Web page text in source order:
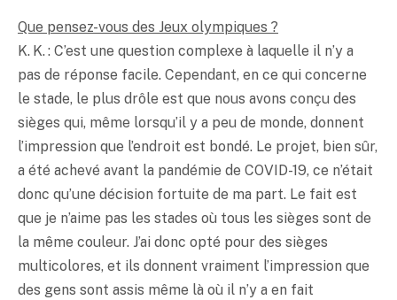
Que pensez-vous des Jeux olympiques ?
K. K. : C’est une question complexe à laquelle il n’y a
pas de réponse facile. Cependant, en ce qui concerne
le stade, le plus drôle est que nous avons conçu des
sièges qui, même lorsqu’il y a peu de monde, donnent
l’impression que l’endroit est bondé. Le projet, bien sûr,
a été achevé avant la pandémie de COVID-19, ce n’était
donc qu’une décision fortuite de ma part. Le fait est
que je n’aime pas les stades où tous les sièges sont de
la même couleur. J’ai donc opté pour des sièges
multicolores, et ils donnent vraiment l’impression que
des gens sont assis même là où il n’y a en fait